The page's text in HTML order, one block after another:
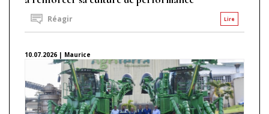
Lire
Réagir
10.07.2026 | Maurice